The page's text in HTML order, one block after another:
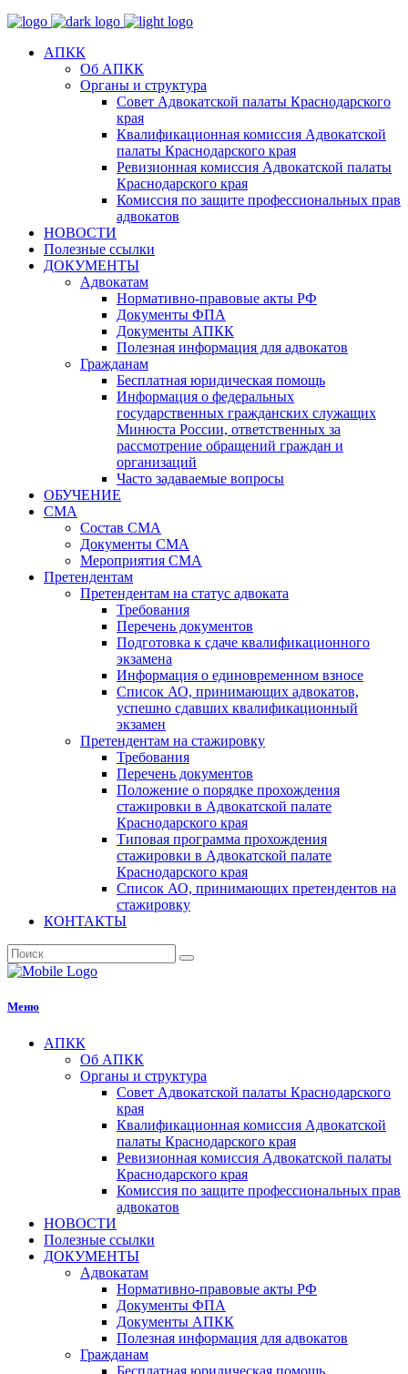
АПКК
Об АПКК
Органы и структура
Совет Адвокатской палаты Краснодарского
края
Квалификационная комиссия Адвокатской
палаты Краснодарского края
Ревизионная комиссия Адвокатской палаты
Краснодарского края
Комиссия по защите профессиональных прав
адвокатов
НОВОСТИ
Полезные ссылки
ДОКУМЕНТЫ
Адвокатам
Нормативно-правовые акты РФ
Документы ФПА
Документы АПКК
Полезная информация для адвокатов
Гражданам
Бесплатная юридическая помощь
Информация о федеральных
государственных гражданских служащих
Минюста России, ответственных за
рассмотрение обращений граждан и
организаций
Часто задаваемые вопросы
ОБУЧЕНИЕ
СМА
Состав СМА
Документы СМА
Мероприятия СМА
Претендентам
Претендентам на статус адвоката
Требования
Перечень документов
Подготовка к сдаче квалификационного
экзамена
Информация о единовременном взносе
Список АО, принимающих адвокатов,
успешно сдавших квалификационный
экзамен
Претендентам на стажировку
Требования
Перечень документов
Положение о порядке прохождения
стажировки в Адвокатской палате
Краснодарского края
Типовая программа прохождения
стажировки в Адвокатской палате
Краснодарского края
Список АО, принимающих претендентов на
стажировку
КОНТАКТЫ
Меню
АПКК
Об АПКК
Органы и структура
Совет Адвокатской палаты Краснодарского
края
Квалификационная комиссия Адвокатской
палаты Краснодарского края
Ревизионная комиссия Адвокатской палаты
Краснодарского края
Комиссия по защите профессиональных прав
адвокатов
НОВОСТИ
Полезные ссылки
ДОКУМЕНТЫ
Адвокатам
Нормативно-правовые акты РФ
Документы ФПА
Документы АПКК
Полезная информация для адвокатов
Гражданам
Бесплатная юридическая помощь